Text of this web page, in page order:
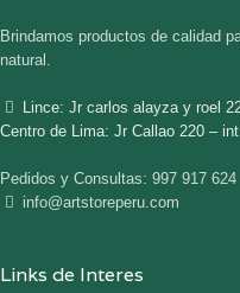
Brindamos productos de calidad
natural.
Lince: Jr carlos alayza y roel
Centro de Lima: Jr Callao 220 – int
Pedidos y Consultas: 997 917 624
info@artstoreperu.com
Links de Interes